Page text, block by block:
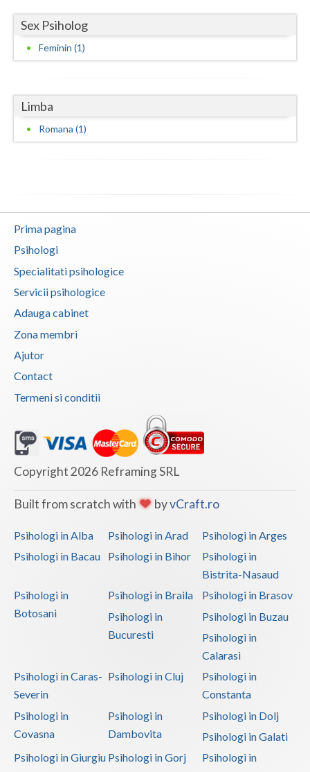
Suceava
Teleorman
Tulcea
Valcea
Sex Psiholog
Feminin (1)
Limba
Romana (1)
Prima pagina
Psihologi
Specialitati psihologice
Servicii psihologice
Adauga cabinet
Zona membri
Ajutor
Contact
Termeni si conditii
Copyright 2026 Reframing SRL
Built from scratch with byvCraft.ro
Psihologi in Alba Psihologi in Arad
Psihologi in Arges
Psihologi in Bacau
Psihologi in Bihor
Psihologi in
Bistrita-Nasaud
Psihologi in
Botosani
Psihologi in Braila
Psihologi in Brasov
Psihologi in
Bucuresti
Psihologi in Buzau
Psihologi in
Calarasi
Psihologi in Caras-
Severin
Psihologi in Cluj
Psihologi in
Constanta
Psihologi in
Covasna
Psihologi in
Dambovita
Psihologi in Dolj
Psihologi in Galati
Psihologi in Giurgiu Psihologi in Gorj
Psihologi in